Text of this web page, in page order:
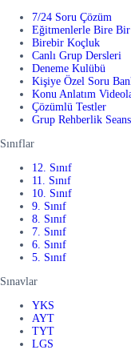
7/24 Soru Çözüm
Eğitmenlerle Bire Bir
Birebir Koçluk
Canlı Grup Dersleri
Deneme Kulübü
Kişiye Özel Soru
Konu Anlatım
Çözümlü Testler
Grup Rehberlik
Sınıflar
12. Sınıf
11. Sınıf
10. Sınıf
9. Sınıf
8. Sınıf
7. Sınıf
6. Sınıf
5. Sınıf
Sınavlar
YKS
AYT
TYT
LGS